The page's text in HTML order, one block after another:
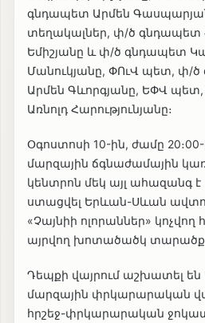
գնդապետ Արմեն
տեղակալներ, փ/ծ գնդապետ
Եմիշյանը և փ/ծ գնդապետ
Մանուկյանը, ՓՈւՎ պետ, փ/
Արմեն Գևորգյանը, ԵՓՎ
Առնոլդ Հարությունյանը։
Օգոստոսի 10-ին, ժամը
մարզային ճգնաժամային
կենտրոն մեկ այլ ահազանգ է
ստացվել Երևան-Սևան
«Չայնիի ոլորաններ»
այրվող խոտածածկ տարածքի
Դեպքի վայրում աշխատել
մարզային փրկարարական
հրշեջ-փրկարարական